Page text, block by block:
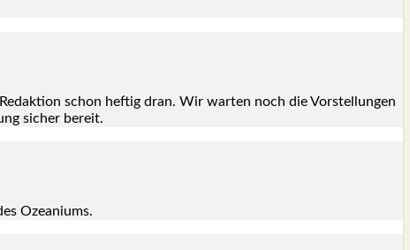
schon hef­tig dran. Wir war­ten noch die Vor­stel­lun­gen
sicher bereit.
Ozea­ni­ums.